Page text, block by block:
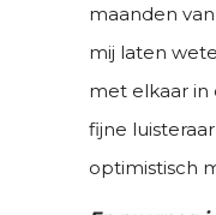
maanden
mij laten
met elkaar in
fijne
optimistisch